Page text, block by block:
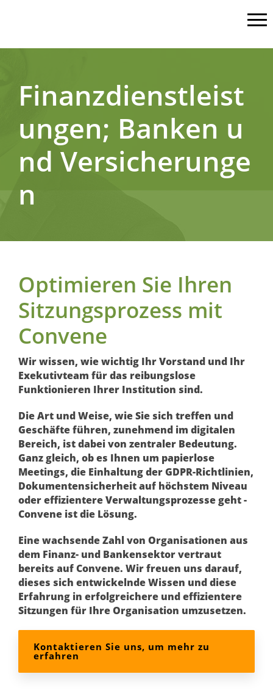
Finanzdienstleist
ungen; Banken u
nd Versicherunge
n
Optimieren Sie Ihren
Sitzungsprozess mit
Convene
Wir wissen, wie wichtig Ihr Vorstand und Ihr
Exekutivteam für das reibungslose
Funktionieren Ihrer Institution sind.
Die Art und Weise, wie Sie sich treffen und
Geschäfte führen, zunehmend im digitalen
Bereich, ist dabei von zentraler Bedeutung.
Ganz gleich, ob es Ihnen um papierlose
Meetings, die Einhaltung der GDPR-Richtlinien,
Dokumentensicherheit auf höchstem Niveau
oder effizientere Verwaltungsprozesse geht -
Convene ist die Lösung.
Eine wachsende Zahl von Organisationen aus
dem Finanz- und Bankensektor vertraut
bereits auf Convene. Wir freuen uns darauf,
dieses sich entwickelnde Wissen und diese
Erfahrung in erfolgreichere und effizientere
Sitzungen für Ihre Organisation umzusetzen.
Kontaktieren Sie uns, um mehr zu
erfahren